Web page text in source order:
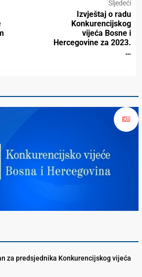
Sljedeći
Izvještaj o radu
Konkurencijskog
vijeća Bosne i
Hercegovine za 2023.
…
za predsjednika Konkurencijskog vijeća